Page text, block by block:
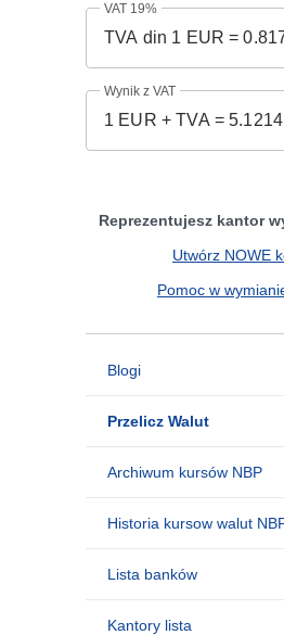
VAT 19%
Wynik z VAT
Reprezentujesz kantor
Utwórz NOWE
Pomoc w
Blogi
Przelicz Walut
Archiwum kursów NBP
Historia kursow walut
Lista banków
Kantory lista